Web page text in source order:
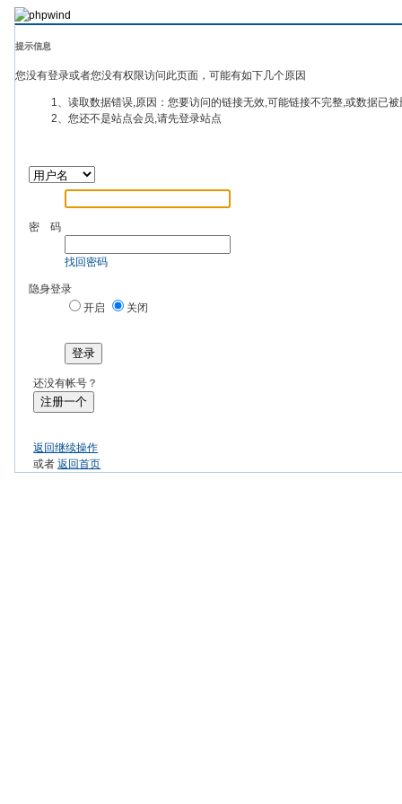
提示信息
您没有登录或者您没有权限访问此页面，可能有如下几个原因
1、读取数据错误,原因：您要访问的链接无效,可能链接不完整,或数据已
2、您还不是站点会员,请先登录站点
密 码
找回密码
隐身登录
开启
关闭
登录
还没有帐号？
注册一个
返回继续操作
或者返回首页